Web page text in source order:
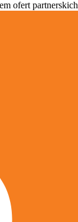
ofert partnerskich